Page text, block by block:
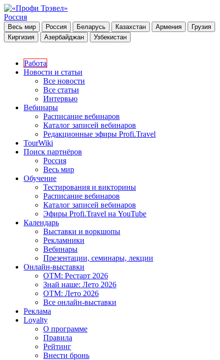
Россия
Весь мир Россия Беларусь Казахстан Армения
Грузия
Киргизия
Азербайджан Узбекистан
Работа
Новости и статьи
Все новости
Все статьи
Интервью
Вебинары
Расписание вебинаров
Каталог записей вебинаров
Редакционные эфиры Profi.Travel
TourWiki
Поиск партнёров
Россия
Весь мир
Обучение
Тестирования и викторины
Расписание вебинаров
Каталог записей вебинаров
Эфиры Profi.Travel на YouTube
Календарь
Выставки и воркшопы
Рекламники
Вебинары
Презентации, семинары, лекции
Онлайн-выставки
OTM: Рестарт 2026
Знай наше: Лето 2026
OTM: Лето 2026
Все онлайн-выставки
Реклама
Loyalty
О программе
Правила
Рейтинг
Внести бронь